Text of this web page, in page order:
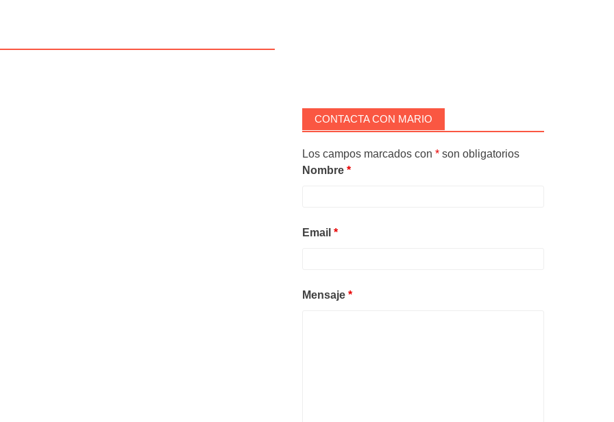
CONTACTA CON MARIO
Los campos marcados con *son obligatorios
Nombre *
Email *
Mensaje *